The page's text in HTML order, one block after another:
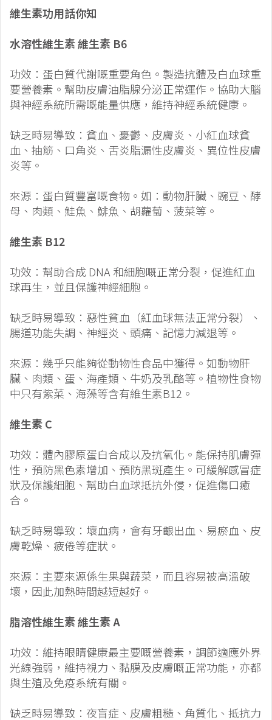
維生素功用話你知
水溶性維生素 維生素 B6
功效：蛋白質代謝嘅重要角色。製造抗體及白血球重
要營養素。幫助皮膚油脂腺分泌正常運作。協助大腦
與神經系統所需嘅能量供應，維持神經系統健康。
缺乏時易導致：貧血、憂鬱、皮膚炎、小紅血球貧
血、抽筋、口角炎、舌炎脂漏性皮膚炎、異位性皮膚
炎等。
來源：蛋白質豐富嘅食物。如：動物肝臟、豌豆、酵
母、肉類、鮭魚、鯡魚、胡蘿蔔、菠菜等。
維生素 B12
功效：幫助合成 DNA 和細胞嘅正常分裂，促進紅血
球再生，並且保護神經細胞。
缺乏時易導致：惡性貧血（紅血球無法正常分裂）、
腸道功能失調、神經炎、頭痛、記憶力減退等。
來源：幾乎只能夠從動物性食品中獲得。如動物肝
臟、肉類、蛋、海產類、牛奶及乳酪等。植物性食物
中只有紫菜、海藻等含有維生素B12。
維生素 C
功效：體內膠原蛋白合成以及抗氧化。能保持肌膚彈
性，預防黑色素增加、預防黑斑產生。可緩解感冒症
狀及保護細胞、幫助白血球抵抗外侵，促進傷口癒
合。
缺乏時易導致：壞血病，會有牙齦出血、易瘀血、皮
膚乾燥、疲倦等症狀。
來源：主要來源係生果與蔬菜，而且容易被高溫破
壞，因此加熱時間越短越好。
脂溶性維生素 維生素 A
功效：維持眼睛健康最主要嘅營養素，調節適應外界
光線強弱，維持視力、黏膜及皮膚嘅正常功能，亦都
與生殖及免疫系統有關。
缺乏時易導致：夜盲症、皮膚粗糙、角質化、抵抗力